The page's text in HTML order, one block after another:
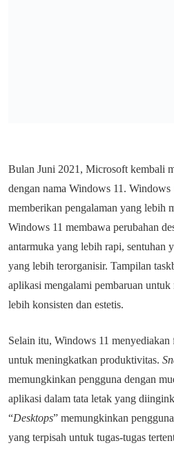
Bulan Juni 2021, Microsoft kembali
dengan nama Windows 11.
memberikan pengalaman yang lebih
Windows 11 membawa perubahan
antarmuka yang lebih rapi, sentuhan
yang lebih terorganisir. Tampilan
aplikasi mengalami pembaruan
lebih konsisten dan estetis.
Selain itu, Windows 11
untuk meningkatkan produktivitas.
memungkinkan pengguna dengan
aplikasi dalam tata letak yang
“Desktops” memungkinkan
yang terpisah untuk tugas-tugas